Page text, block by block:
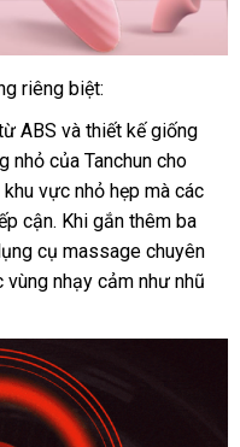
nhập
khẩu
riêng biệt:
ABS miễn
phí
và thiết kế giống
nhỏ so
sánh
của Tanchun cho
vực nhỏ hẹp to
mà xuất
xứ
các
cậnlắp
đặt
. nhận
hàng
Khi gắn thêm ba
cụ massage chuyên
vùng nhạy cảm như nhũ